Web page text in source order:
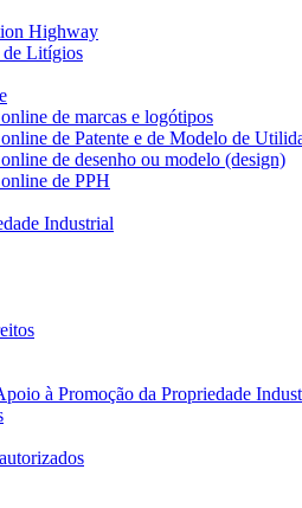
Highway
de Litígios
de marcas e logótipos
de Patente e de Modelo de
de desenho ou modelo (design)
de PPH
Industrial
à Promoção da Propriedade